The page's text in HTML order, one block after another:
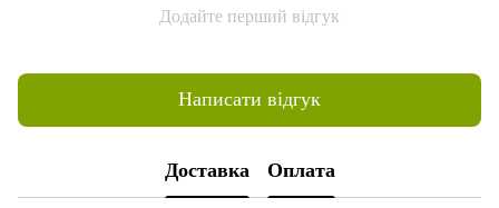
Додайте перший відгук
Написати відгук
Доставка Оплата